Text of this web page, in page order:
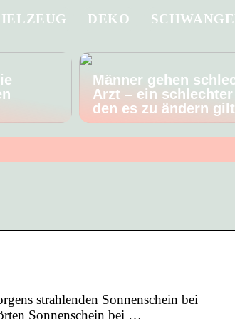
DEKO
Männer gehen
Arzt – ein schlechter
den es zu ändern gilt
strahlenden Sonnenschein bei
Sonnenschein bei …